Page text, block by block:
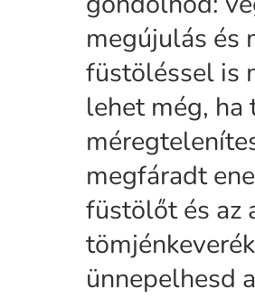
megújulás és
füstöléssel is
lehet még,
megfáradt
füstölőt és az
ünnepelhesd